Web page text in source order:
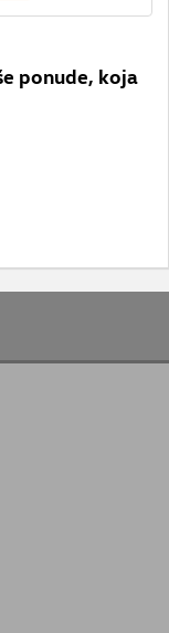
ponude, koja